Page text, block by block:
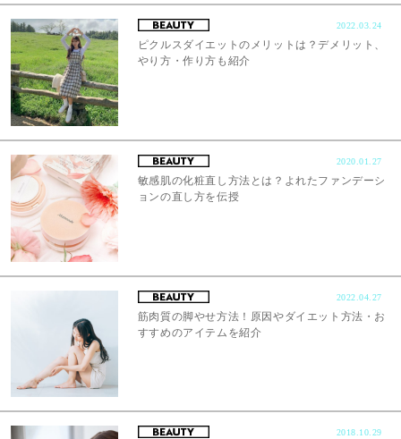
2022.03.24
ピクルスダイエットのメリットは？デメリット、
やり方・作り方も紹介
2020.01.27
敏感肌の化粧直し方法とは？よれたファンデーシ
ョンの直し方を伝授
2022.04.27
筋肉質の脚やせ方法！原因やダイエット方法・お
すすめのアイテムを紹介
2018.10.29